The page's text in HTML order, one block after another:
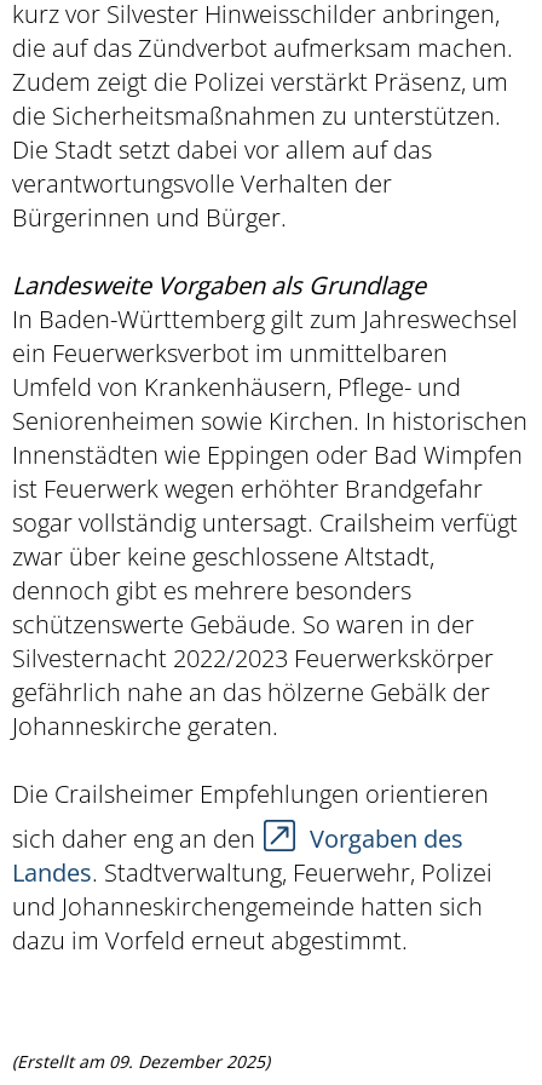
kurz vor Silvester Hinweisschilder anbringen,
die auf das Zündverbot aufmerksam machen.
Zudem zeigt die Polizei verstärkt Präsenz, um
die Sicherheitsmaßnahmen zu unterstützen.
Die Stadt setzt dabei vor allem auf das
verantwortungsvolle Verhalten der
Bürgerinnen und Bürger.
Landesweite Vorgaben als Grundlage
In Baden-Württemberg gilt zum Jahreswechsel
ein Feuerwerksverbot im unmittelbaren
Umfeld von Krankenhäusern, Pflege- und
Seniorenheimen sowie Kirchen. In historischen
Innenstädten wie Eppingen oder Bad Wimpfen
ist Feuerwerk wegen erhöhter Brandgefahr
sogar vollständig untersagt. Crailsheim verfügt
zwar über keine geschlossene Altstadt,
dennoch gibt es mehrere besonders
schützenswerte Gebäude. So waren in der
Silvesternacht 2022/2023 Feuerwerkskörper
gefährlich nahe an das hölzerne Gebälk der
Johanneskirche geraten.
Die Crailsheimer Empfehlungen orientieren
sich daher eng an den
Vorgaben des
Landes. Stadtverwaltung, Feuerwehr, Polizei
und Johanneskirchengemeinde hatten sich
dazu im Vorfeld erneut abgestimmt.
(Erstellt am 09. Dezember 2025)